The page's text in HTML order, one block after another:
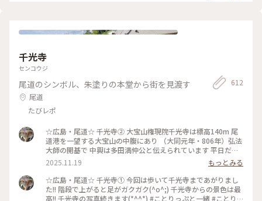
千光寺
センコウジ
尾道のシンボル、朱塗りの本堂から街を見渡す
尾道
たびレポ
612
☆広島・尾道☆ 千光寺➁ 大宝山権現院千光寺は標高140m 尾
道港を一望する大宝山の中腹にあり （大同元年・806年）弘法
大師の開基で 中興は多田満仲公と伝えられています 平日だけ
ど千光寺はやはり 人気で観光客多かったです😊 天気が良かっ
たから写真撮影はദ്ദി ˉ͈̀꒳ˉ͈́ )✧グッ!! 尾道の旅続きます… #ことり
っぷと一緒 #ことりっぷ #出戻り #写真 #一眼レフカメラ
#canon #canoneoskissx9 #広島 #お出かけ #ドライブ #尾道 #
日帰りの旅
2025.11.19
もっとみる
☆広島・尾道☆ 千光寺➀ 今回は歩いて千光寺まであがりまし
た!! 階段で上がると足がガクガク(^o^;) 千光寺からの景色は最
高!! 千光寺の写真続きます(*^^*) #ことりっぷと一緒 #ことり